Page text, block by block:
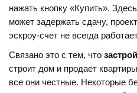
нажать кнопку «Купить».
может задержать сдачу,
эскроу-счет не всегда
Связано это с тем, что
строит дом и продает
все они честные. Некоторые